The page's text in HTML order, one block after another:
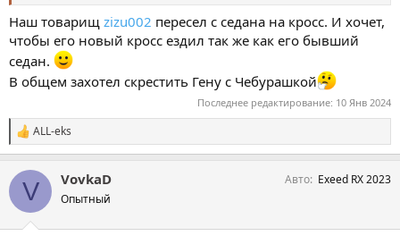
Наш товарищ zizu002 пересел с седана на кросс. И хочет,
чтобы его новый кросс ездил так же как его бывший
седан.
В общем захотел скрестить Гену с Чебурашкой
Последнее редактирование: 10 Янв 2024
С
и
п
т
ALL-eks
V VovkaD
Опытный
Авто Exeed RX 2023